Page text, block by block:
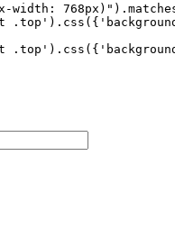
width: